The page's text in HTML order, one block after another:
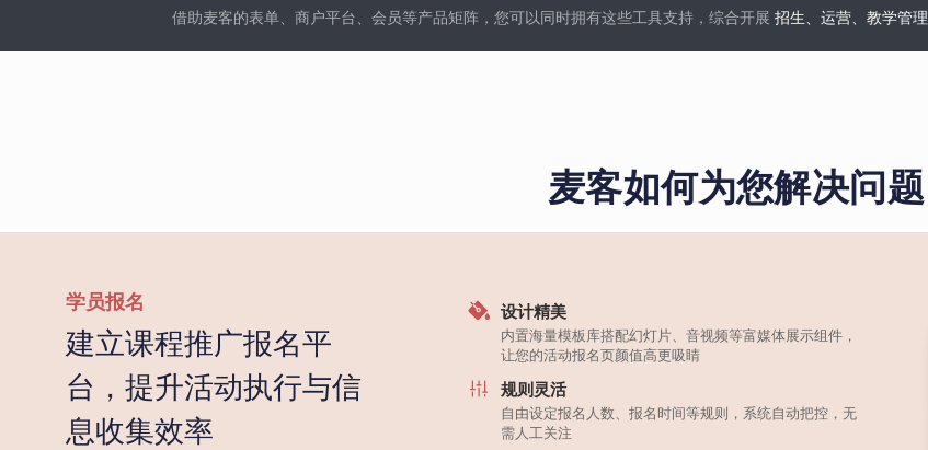
借助麦客的表单、商户平台、会员等产品矩阵，您可以同时拥有这些工具支持，综合开展 招生、运营、教学管理
麦客如何为您解决问题
学员报名
建立课程推广报名平
台，提升活动执行与信
息收集效率
设计精美
内置海量模板库搭配幻灯片、音视频等富媒体展示组件，
让您的活动报名页颜值高更吸睛
规则灵活
自由设定报名人数、报名时间等规则，系统自动把控，无
需人工关注